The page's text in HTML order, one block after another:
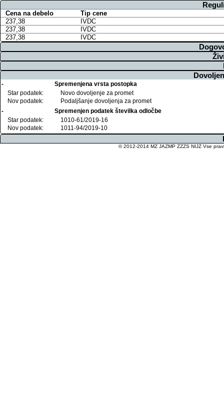
Cena na debelo
Tip cene
237,38
IVDC
237,38
IVDC
237,38
IVDC
-
Spremenjena vrsta postopka
Star podatek:
Novo dovoljenje za promet
Nov podatek:
Podaljšanje dovoljenja za promet
-
Spremenjen podatek številka odločbe
Star podatek:
1010-61/2019-16
Nov podatek:
1011-94/2019-10
© 2012-2014 MZ JAZMP ZZZS NIJZ Vse